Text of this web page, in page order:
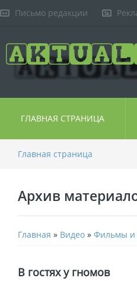
Письмо редакции
ГЛАВНАЯ СТРАНИЦА
Главная страница
Архив
Главная » Видео » Фильмы и
В гостях у гномов